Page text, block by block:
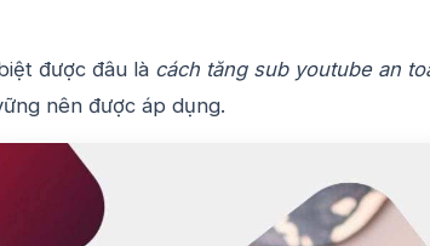
được đâu là cách tăng sub youtube an
nên được áp dụng.